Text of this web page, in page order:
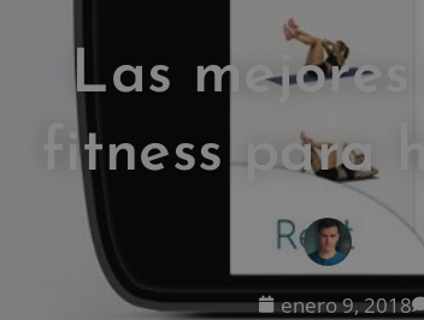
Las
fitness para
enero 9, 2018